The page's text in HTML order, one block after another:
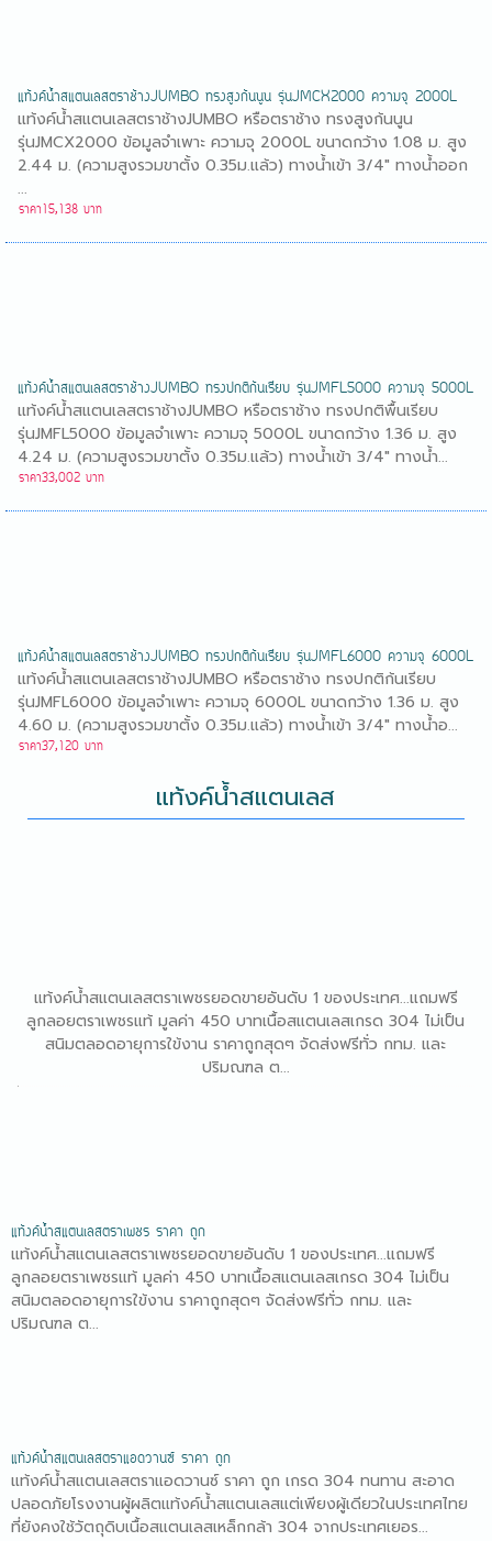
แท้งค์น้ำสแตนเลสตราช้างJUMBO ทรงสูงก้นนูน รุ่นJMCX2000 ความจุ 2000L
แท้งค์น้ำสแตนเลสตราช้างJUMBO หรือตราช้าง ทรงสูงก้นนูน
รุ่นJMCX2000 ข้อมูลจำเพาะ ความจุ 2000L ขนาดกว้าง 1.08 ม. สูง
2.44 ม. (ความสูงรวมขาตั้ง 0.35ม.แล้ว) ทางน้ำเข้า 3/4" ทางน้ำออก
...
ราคา15,138 บาท
แท้งค์น้ำสแตนเลสตราช้างJUMBO ทรงปกติก้นเรียบ รุ่นJMFL5000 ความจุ 5000L
แท้งค์น้ำสแตนเลสตราช้างJUMBO หรือตราช้าง ทรงปกติพื้นเรียบ
รุ่นJMFL5000 ข้อมูลจำเพาะ ความจุ 5000L ขนาดกว้าง 1.36 ม. สูง
4.24 ม. (ความสูงรวมขาตั้ง 0.35ม.แล้ว) ทางน้ำเข้า 3/4" ทางน้ำ...
ราคา33,002 บาท
แท้งค์น้ำสแตนเลสตราช้างJUMBO ทรงปกติก้นเรียบ รุ่นJMFL6000 ความจุ 6000L
แท้งค์น้ำสแตนเลสตราช้างJUMBO หรือตราช้าง ทรงปกติก้นเรียบ
รุ่นJMFL6000 ข้อมูลจำเพาะ ความจุ 6000L ขนาดกว้าง 1.36 ม. สูง
4.60 ม. (ความสูงรวมขาตั้ง 0.35ม.แล้ว) ทางน้ำเข้า 3/4" ทางน้ำอ...
ราคา37,120 บาท
แท้งค์น้ำสแตนเลส
แท้งค์น้ำสแตนเลสตราเพชรยอดขายอันดับ 1 ของประเทศ...แถมฟรี
ลูกลอยตราเพชรแท้ มูลค่า 450 บาทเนื้อสแตนเลสเกรด 304 ไม่เป็น
สนิมตลอดอายุการใข้งาน ราคาถูกสุดๆ จัดส่งฟรีทั่ว กทม. และ
ปริมณฑล ต...
แท้งค์น้ำสแตนเลสตราเพชร ราคา ถูก
แท้งค์น้ำสแตนเลสตราเพชรยอดขายอันดับ 1 ของประเทศ...แถมฟรี
ลูกลอยตราเพชรแท้ มูลค่า 450 บาทเนื้อสแตนเลสเกรด 304 ไม่เป็น
สนิมตลอดอายุการใข้งาน ราคาถูกสุดๆ จัดส่งฟรีทั่ว กทม. และ
ปริมณฑล ต...
แท้งค์น้ำสแตนเลสตราแอดวานซ์ ราคา ถูก
แท้งค์น้ำสแตนเลสตราแอดวานซ์ ราคา ถูก เกรด 304 ทนทาน สะอาด
ปลอดภัยโรงงานผู้ผลิตแท้งค์น้ำสแตนเลสแต่เพียงผู้เดียวในประเทศไทย
ที่ยังคงใช้วัตถุดิบเนื้อสแตนเลสเหล็กกล้า 304 จากประเทศเยอร...